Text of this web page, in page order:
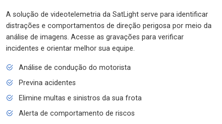
A solução de videotelemetria da SatLight serve para identificar
distrações e comportamentos de direção perigosa por meio da
análise de imagens. Acesse as gravações para verificar
incidentes e orientar melhor sua equipe.
Análise de condução do motorista
Previna acidentes
Elimine multas e sinistros da sua frota
Alerta de comportamento de riscos